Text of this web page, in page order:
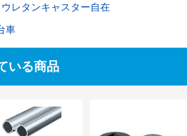
レタンキャスター自在
車
いる商品